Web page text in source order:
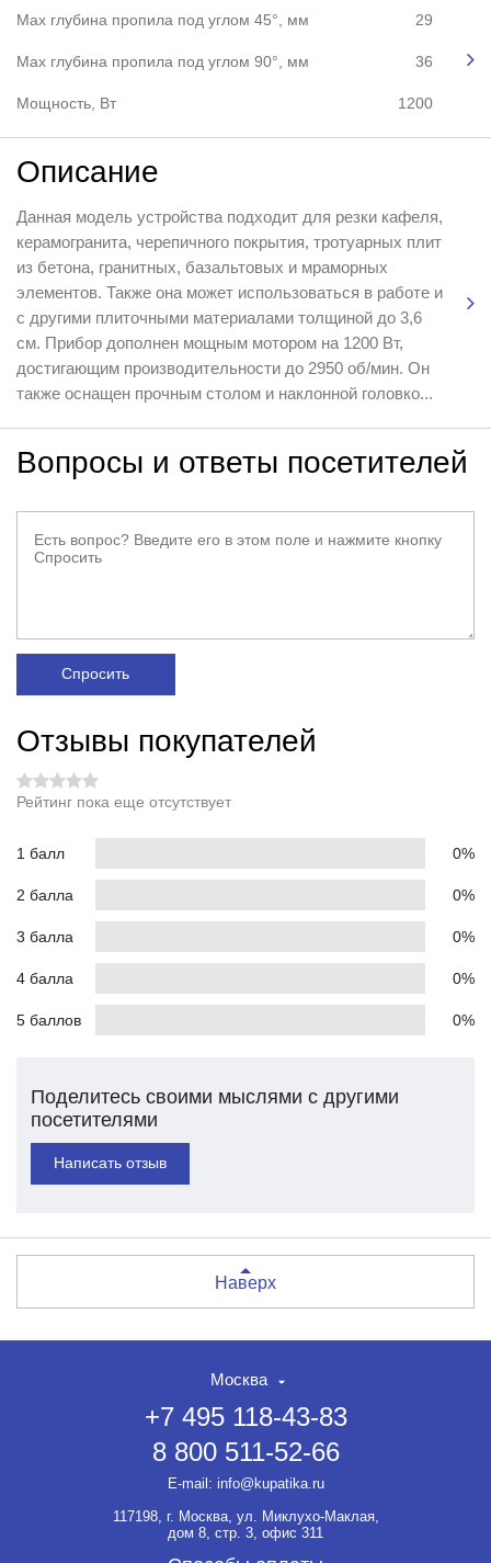
Max глубина пропила под углом 45°, мм 29
Max глубина пропила под углом 90°, мм 36
Мощность, Вт 1200
Описание
Данная модель устройства подходит для резки кафеля,
керамогранита, черепичного покрытия, тротуарных плит
из бетона, гранитных, базальтовых и мраморных
элементов. Также она может использоваться в работе и
с другими плиточными материалами толщиной до 3,6
см. Прибор дополнен мощным мотором на 1200 Вт,
достигающим производительности до 2950 об/мин. Он
также оснащен прочным столом и наклонной головко...
Вопросы и ответы посетителей
Спросить
Отзывы покупателей
Рейтинг пока еще отсутствует
1 балл 0%
2 балла 0%
3 балла 0%
4 балла 0%
5 баллов 0%
Поделитесь своими мыслями с другими
посетителями
Написать отзыв
Наверх
Москва
+7 495 118-43-83
8 800 511-52-66
E-mail: info@kupatika.ru
117198, г. Москва, ул. Миклухо-Маклая,
дом 8, стр. 3, офис 311